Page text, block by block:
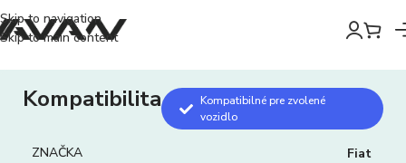
Skip to navigation
Skip to main content
Kompatibilita
Kompatibilné pre zvolené
vozidlo
ZNAČKA Fiat